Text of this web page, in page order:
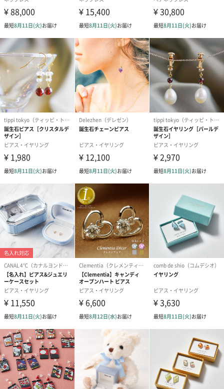
サイズ
商品の横幅:約4.6cm
商品の縦幅:約25.0cm
品番コード
61003-421230000
商品オプション情報
お届けボックスオプション
配送用のダンボールを装飾いたします。お相手のご住所に直接お
送りする際に人気のオプションです。お相手に直接手渡しする場
合は、紙袋との併用もおすすめです。
ダンボール装飾（ひま
わり）（720円）
ダンボール装飾（チュ
ーリップ）（720円）
ダンボール装
イトピンク×
メッセージカード（通常・写真・グリーティング）
誕生日や結婚祝い・出産祝いなど、様々なシーンのメッセージカ
ードを同梱します。
メッセージカードや封筒のデザインは一部変更する場合がありま
す。